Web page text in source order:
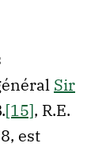
Sir
[15], R.E.
est